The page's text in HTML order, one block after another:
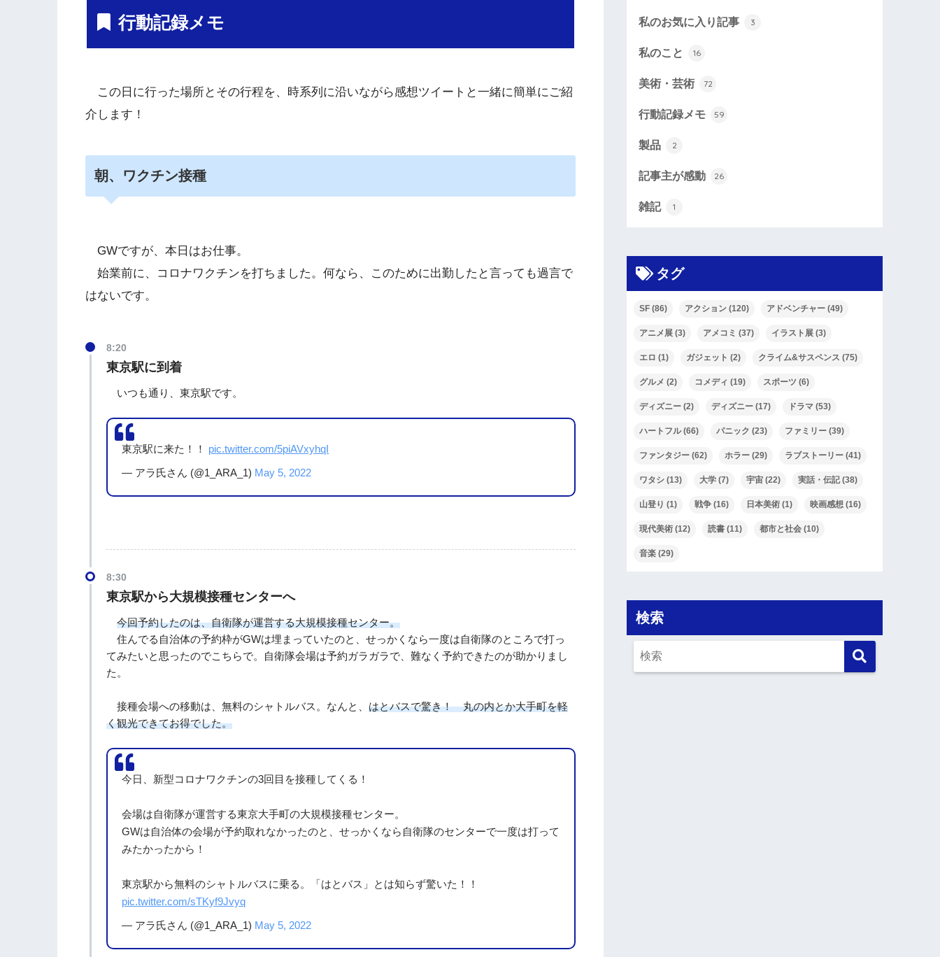
行動記録メモ
この日に行った場所とその行程を、時系列に沿いながら感想ツイートと一緒に簡単にご紹
介します！
朝、ワクチン接種
GWですが、本日はお仕事。
始業前に、コロナワクチンを打ちました。何なら、このために出勤したと言っても過言で
はないです。
8:20
東京駅に到着
いつも通り、東京駅です。
東京駅に来た！！ pic.twitter.com/5piAVxyhqI
— アラ氏さん (@1_ARA_1) May 5, 2022
8:30
東京駅から大規模接種センターへ
今回予約したのは、自衛隊が運営する大規模接種センター。
住んでる自治体の予約枠がGWは埋まっていたのと、せっかくなら一度は自衛隊のところで打っ
てみたいと思ったのでこちらで。自衛隊会場は予約ガラガラで、難なく予約できたのが助かりまし
た。
接種会場への移動は、無料のシャトルバス。なんと、はとバスで驚き！ 丸の内とか大手町を軽
く観光できてお得でした。
今日、新型コロナワクチンの3回目を接種してくる！
会場は自衛隊が運営する東京大手町の大規模接種センター。
GWは自治体の会場が予約取れなかったのと、せっかくなら自衛隊のセンターで一度は打って
みたかったから！
東京駅から無料のシャトルバスに乗る。「はとバス」とは知らず驚いた！！
pic.twitter.com/sTKyf9Jvyq
— アラ氏さん (@1_ARA_1) May 5, 2022
私のお気に入り記事 3
私のこと 16
美術・芸術 72
行動記録メモ 59
製品 2
記事主が感動 26
雑記 1
タグ
SF (86) アクション (120) アドベンチャー (49)
アニメ展 (3) アメコミ (37) イラスト展 (3)
エロ (1) ガジェット (2) クライム&サスペンス (75)
グルメ (2) コメディ (19) スポーツ (6)
ディズニー (2) ディズニー (17) ドラマ (53)
ハートフル(66) パニック (23) ファミリー (39)
ファンタジー (62) ホラー (29) ラブストーリー (41)
ワタシ (13) 大学 (7) 宇宙 (22) 実話・伝記(38)
山登り (1) 戦争 (16) 日本美術 (1) 映画感想 (16)
現代美術 (12) 読書 (11) 都市と社会 (10)
音楽 (29)
検索